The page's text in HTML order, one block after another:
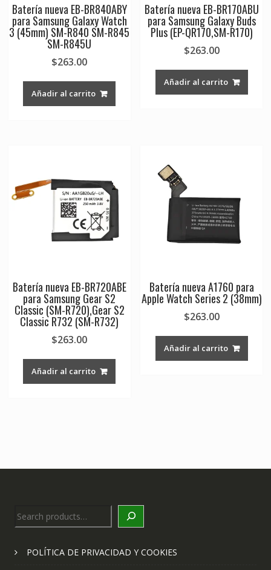
Batería nueva EB-BR840ABY
para Samsung Galaxy Watch
3 (45mm) SM-R840 SM-R845
SM-R845U
$263.00
Añadir al carrito
Batería nueva EB-BR170ABU
para Samsung Galaxy Buds
Plus (EP-QR170,SM-R170)
$263.00
Añadir al carrito
Batería nueva EB-BR720ABE
para Samsung Gear S2
Classic (SM-R720),Gear S2
Classic R732 (SM-R732)
$263.00
Añadir al carrito
Batería nueva A1760 para
Apple Watch Series 2 (38mm)
$263.00
Añadir al carrito
Search
POLÍTICA DE PRIVACIDAD Y COOKIES